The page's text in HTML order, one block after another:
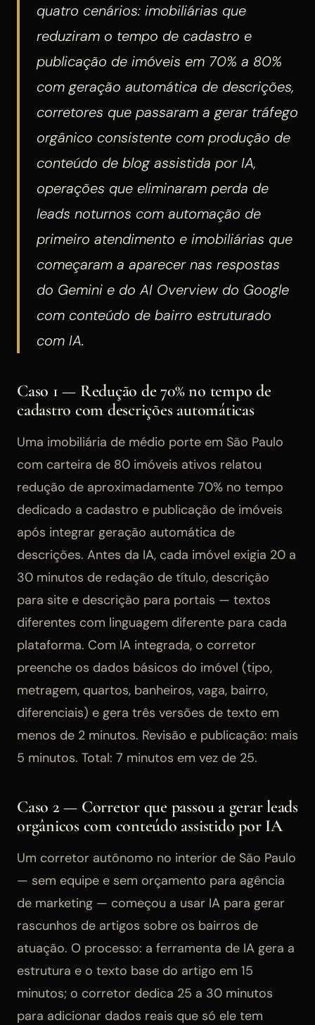
quatro cenários: imobiliárias que
reduziram o tempo de cadastro e
publicação de imóveis em 70% a 80%
com geração automática de descrições,
corretores que passaram a gerar tráfego
orgânico consistente com produção de
conteúdo de blog assistida por IA,
operações que eliminaram perda de
leads noturnos com automação de
primeiro atendimento e imobiliárias que
começaram a aparecer nas respostas
do Gemini e do AI Overview do Google
com conteúdo de bairro estruturado
com IA.
Caso 1 — Redução de 70% no tempo de
cadastro com descrições automáticas
Uma imobiliária de médio porte em São Paulo
com carteira de 80 imóveis ativos relatou
redução de aproximadamente 70% no tempo
dedicado a cadastro e publicação de imóveis
após integrar geração automática de
descrições. Antes da IA, cada imóvel exigia 20 a
30 minutos de redação de título, descrição
para site e descrição para portais — textos
diferentes com linguagem diferente para cada
plataforma. Com IA integrada, o corretor
preenche os dados básicos do imóvel (tipo,
metragem, quartos, banheiros, vaga, bairro,
diferenciais) e gera três versões de texto em
menos de 2 minutos. Revisão e publicação: mais
5 minutos. Total: 7 minutos em vez de 25.
Caso 2 — Corretor que passou a gerar leads
orgânicos com conteúdo assistido por IA
Um corretor autônomo no interior de São Paulo
— sem equipe e sem orçamento para agência
de marketing — começou a usar IA para gerar
rascunhos de artigos sobre os bairros de
atuação. O processo: a ferramenta de IA gera a
estrutura e o texto base do artigo em 15
minutos; o corretor dedica 25 a 30 minutos
para adicionar dados reais que só ele tem